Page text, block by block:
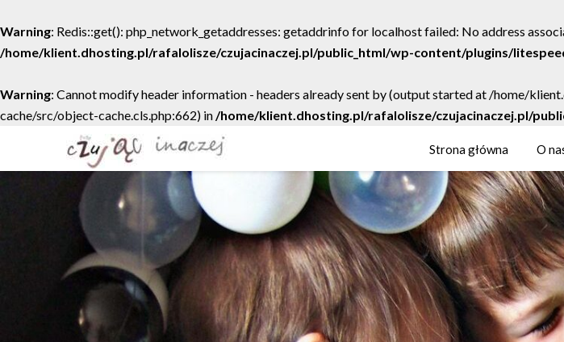
Warning: Redis::get(): php_network_getaddresses: getaddrinfo for localhost failed: No address
/home/klient.dhosting.pl/rafalolisze/czujacinaczej.pl/public_html/wp-content/plugins/
Warning: Cannot modify header information - headers already sent by (output started at /home/
cache/src/object-cache.cls.php:662) in/home/klient.dhosting.pl/rafalolisze/czujacinaczej.pl/
Strona główna O